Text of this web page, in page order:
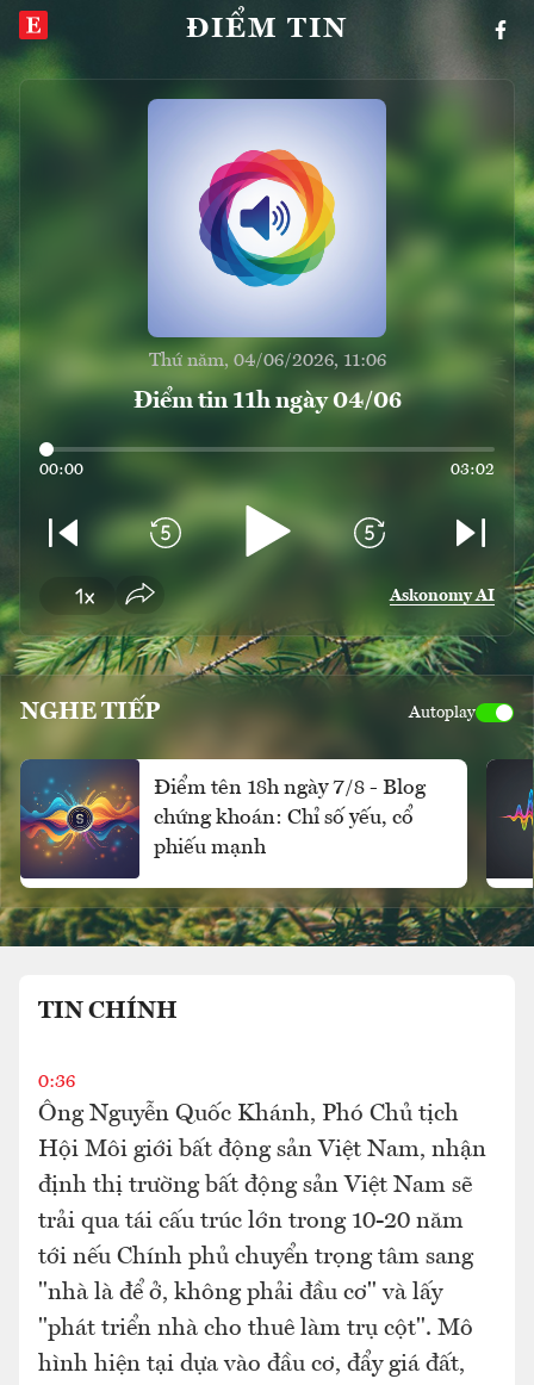
ĐIỂM TIN
Thứ năm, 04/06/2026, 11:06
Điểm tin 11h ngày 04/06
00:00 03:02
Askonomy AI
NGHE TIẾP Autoplay
Điểm tên 18h ngày 7/8 - Blog
chứng khoán: Chỉ số yếu, cổ
phiếu mạnh
TIN CHÍNH
0:36
Ông Nguyễn Quốc Khánh, Phó Chủ tịch
Hội Môi giới bất động sản Việt Nam, nhận
định thị trường bất động sản Việt Nam sẽ
trải qua tái cấu trúc lớn trong 10-20 năm
tới nếu Chính phủ chuyển trọng tâm sang
"nhà là để ở, không phải đầu cơ" và lấy
"phát triển nhà cho thuê làm trụ cột". Mô
hình hiện tại dựa vào đầu cơ, đẩy giá đất,